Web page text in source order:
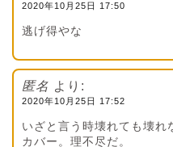
2020年10月25日 17:50
逃げ得やな
匿名 より:
2020年10月25日 17:52
いざと言う時壊れても壊れ
カバー。理不尽だ。